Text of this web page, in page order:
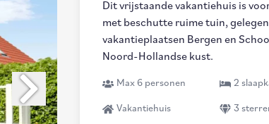
Dit vrijstaande vakantiehuis is
met beschutte ruime tuin,
vakantieplaatsen Bergen en
Noord-Hollandse kust.
Max 6 personen 2
Vakantiehuis 3